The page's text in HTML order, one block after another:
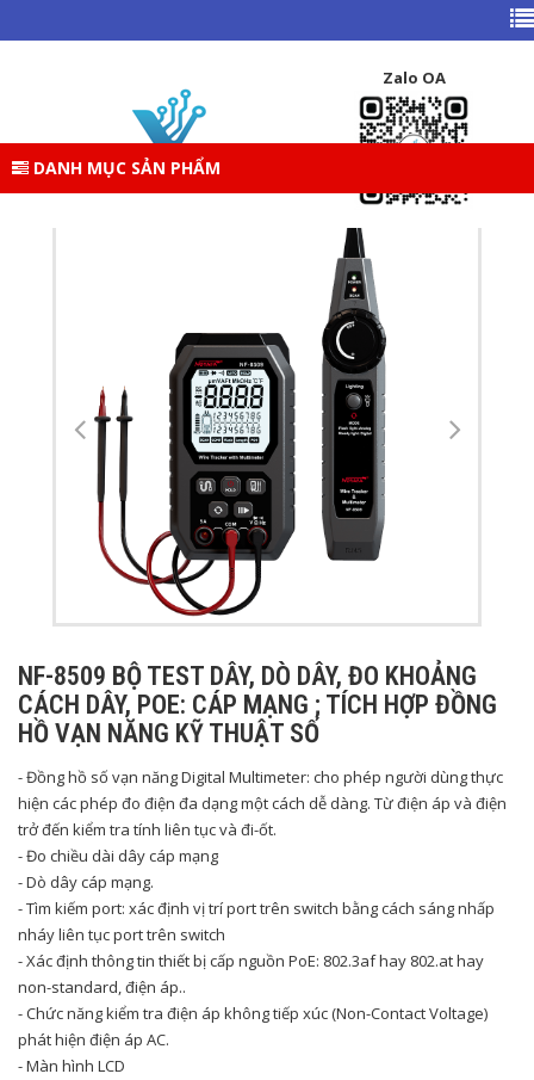
Zalo OA
DANH MỤC SẢN PHẨM
TRANG CHỦ DANH MỤC SẢN PHẨM
THIẾT BỊ MẠNG
PHỤ KIỆN MẠNG
NF-8509 BỘ TEST DÂY, DÒ DÂY, ĐO KHOẢNG CÁCH DÂY,
POE: CÁP MẠNG ; TÍCH HỢP ĐỒNG HỒ VẠN NĂNG KỸ THUẬT
SỐ
NF-8509 BỘ TEST DÂY, DÒ DÂY, ĐO KHOẢNG
CÁCH DÂY, POE: CÁP MẠNG ; TÍCH HỢP ĐỒNG
HỒ VẠN NĂNG KỸ THUẬT SỐ
- Đồng hồ số vạn năng Digital Multimeter: cho phép người dùng thực
hiện các phép đo điện đa dạng một cách dễ dàng. Từ điện áp và điện
trở đến kiểm tra tính liên tục và đi-ốt.
- Đo chiều dài dây cáp mạng
- Dò dây cáp mạng.
- Tìm kiếm port: xác định vị trí port trên switch bằng cách sáng nhấp
nháy liên tục port trên switch
- Xác định thông tin thiết bị cấp nguồn PoE: 802.3af hay 802.at hay
non-standard, điện áp..
- Chức năng kiểm tra điện áp không tiếp xúc (Non-Contact Voltage)
phát hiện điện áp AC.
- Màn hình LCD